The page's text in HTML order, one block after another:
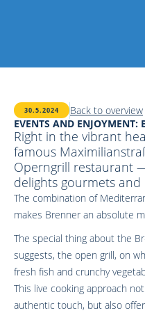
30.5.2024
Back to overview
EVENTS AND ENJOYMENT:
Right in the vibrant
famous
Operngrill restaurant
delights gourmets and
The combination of
makes Brenner an absolute
The special thing about the
suggests, the open grill, on
fresh fish and crunchy
This live cooking approach
authentic touch, but also